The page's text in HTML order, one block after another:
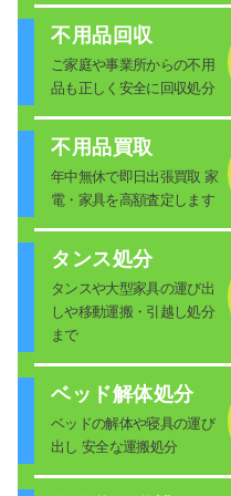
不用品回収
ご家庭や事業所からの不用
品も正しく安全に回収処分
不用品買取
年中無休で即日出張買取 家
電・家具を高額査定します
タンス処分
タンスや大型家具の運び出
しや移動運搬・引越し処分
まで
ベッド解体処分
ベッドの解体や寝具の運び
出し 安全な運搬処分